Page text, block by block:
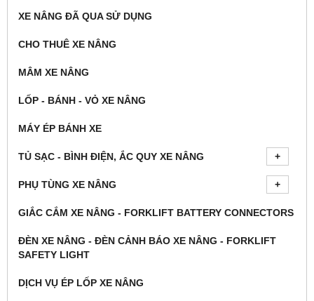
XE NÂNG ĐÃ QUA SỬ DỤNG
CHO THUÊ XE NÂNG
MÂM XE NÂNG
LỐP - BÁNH - VỎ XE NÂNG
MÁY ÉP BÁNH XE
TỦ SẠC - BÌNH ĐIỆN, ẮC QUY XE NÂNG
PHỤ TÙNG XE NÂNG
GIẮC CẮM XE NÂNG - FORKLIFT BATTERY CONNECTORS
ĐÈN XE NÂNG - ĐÈN CẢNH BÁO XE NÂNG - FORKLIFT
SAFETY LIGHT
DỊCH VỤ ÉP LỐP XE NÂNG